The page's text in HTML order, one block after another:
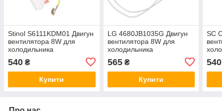
Stinol S6111KDМ01 Двигун
вентилятора 8W для
холодильника
540 ₴
Купити
LG 4680JB1035G Двигун
вентилятора 8W для
холодильника
565₴
Купити
SC
540